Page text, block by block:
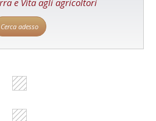
e Vita agli agricoltori
Cerca adesso